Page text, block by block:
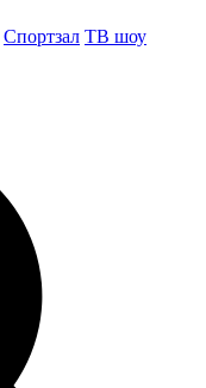
Спортзал ТВ шоу